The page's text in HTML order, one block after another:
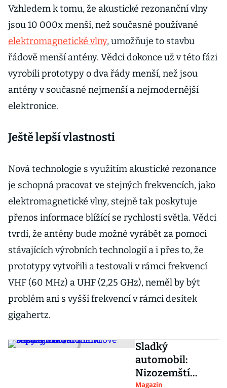
Stačí k tomu
Wi-Fi
Vzhledem k tomu, že akustické rezonanční vlny
jsou 10 000x menší, než současné používané
elektromagnetické vlny, umožňuje to stavbu
řádově menší antény. Vědci dokonce už v této fázi
vyrobili prototypy o dva řády menší, než jsou
antény v současné nejmenší a nejmodernější
elektronice.
Ještě lepší vlastnosti
Nová technologie s využitím akustické rezonance
je schopná pracovat ve stejných frekvencích, jako
elektromagnetické vlny, stejně tak poskytuje
přenos informace blížící se rychlosti světla. Vědci
tvrdí, že antény bude možné vyrábět za pomoci
stávajících výrobních technologií a i přes to, že
prototypy vytvořili a testovali v rámci frekvencí
VHF (60 MHz) a UHF (2,25 GHz), neměl by být
problém ani s vyšší frekvencí v rámci desítek
gigahertz.
Sladký
automobil:
Nizozemští
Magazín